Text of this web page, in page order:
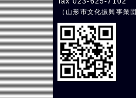
（山形市文化振興事業団